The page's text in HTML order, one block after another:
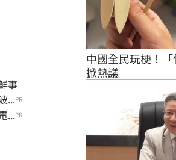
事
...PR
...PR
中國全民玩梗！
掀熱議